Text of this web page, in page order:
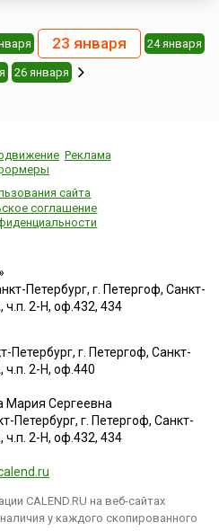
23 января 24 января
26 января
Реклама
сайта
соглашение
Петербург, г. Петергоф, Санкт-
ч.п. 2-Н, оф.432, 434
Петербург, г. Петергоф, Санкт-
ч.п. 2-Н, оф.440
Мария Сергеевна
Петербург, г. Петергоф, Санкт-
ч.п. 2-Н, оф.432, 434
CALEND.RU на веб-сайтах
у каждого скопированного